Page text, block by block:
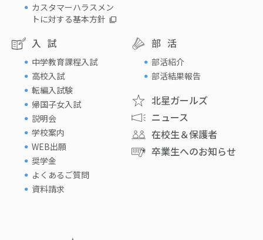
カスタマーハラスメン
トに対する基本方針
入試
中学教育課程入試
高校入試
転編入試験
帰国子女入試
説明会
学校案内
WEB出願
奨学金
よくあるご質問
資料請求
部活
部活紹介
部活結果報告
北星ガールズ
ニュース
在校生＆保護者
卒業生へのお知らせ